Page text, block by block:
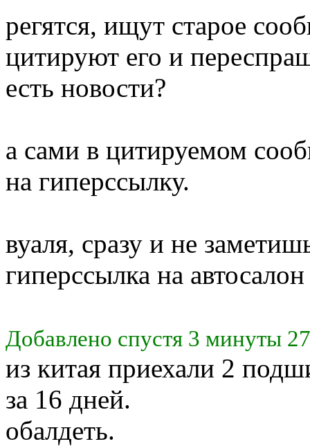
регятся, ищут старое
цитируют его и
есть новости?
а сами в цитируемом
на гиперссылку.
вуаля, сразу и не
гиперссылка на
Добавлено спустя 3 минуты
из китая приехали 2
за 16 дней.
обалдеть.